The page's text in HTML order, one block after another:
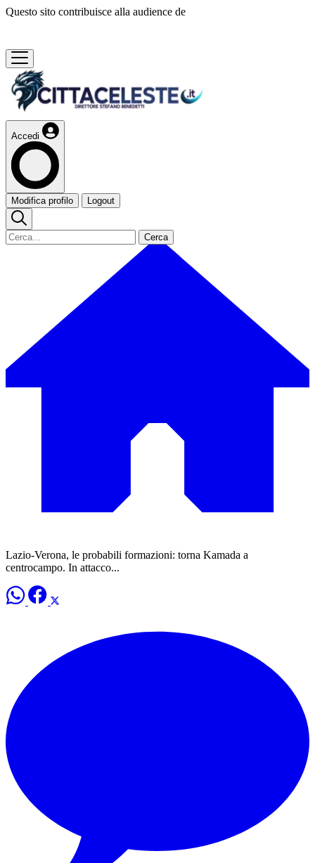
Questo sito contribuisce alla audience de
Accedi
Modifica profilo Logout
Cerca
Lazio-Verona, le probabili formazioni: torna Kamada a
centrocampo. In attacco...